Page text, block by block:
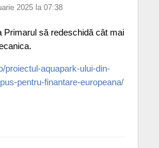
2025 la 07:38
Primarul să redeschidă cât mai
proiectul-aquapark-ului-din-
pentru-finantare-europeana/